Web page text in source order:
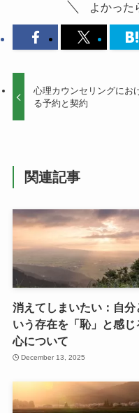
よかった
心理カウンセリングにお
る予約と契約
関連記事
消えてしまいたい：自分
いう存在を「恥」と感じ
心について
December 13, 2025